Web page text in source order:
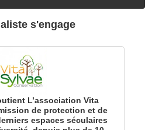
s'engage
L’association Vita
de protection et de
espaces séculaires